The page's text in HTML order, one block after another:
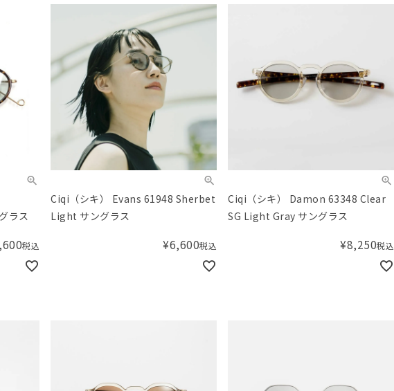
ラス
税込
Ciqi（シキ） Evans 61948 Sherbet
Light サングラス
¥6,600税込
Ciqi（シキ） Damon 63348 Clear
SG Light Gray サングラス
¥8,250税込